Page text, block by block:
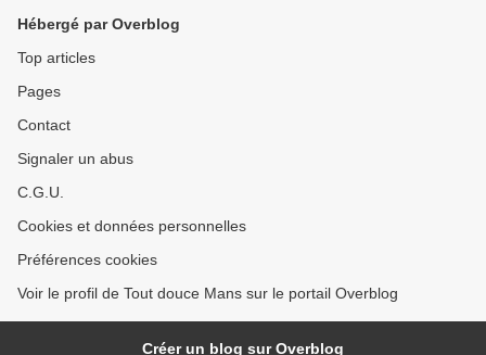
Hébergé par Overblog
Top articles
Pages
Contact
Signaler un abus
C.G.U.
Cookies et données personnelles
Préférences cookies
Voir le profil de Tout douce Mans sur le portail Overblog
Créer un blog sur Overblog